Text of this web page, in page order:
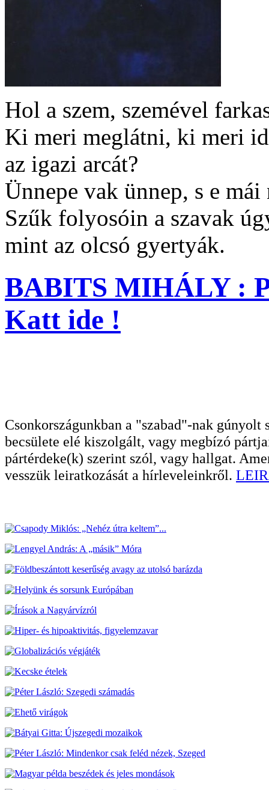
Hol a szem, szemével
Ki meri meglátni, ki meri
az igazi arcát?
Ünnepe vak ünnep, s e mái
Szűk folyosóin a szavak
mint az olcsó gyertyák.
BABITS MIHÁLY :
Katt ide !
Csonkországunkban a "szabad"-nak
becsülete elé kiszolgált, vagy megbízó
pártérdeke(k) szerint szól, vagy hallgat.
vesszük leiratkozását a hírleveleinkről.